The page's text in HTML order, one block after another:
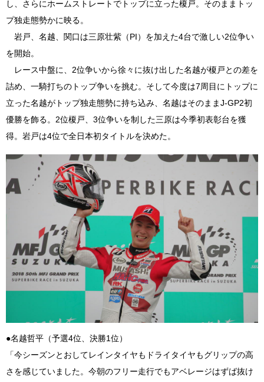
し、さらにホームストレートでトップに立った榎戸。そのままトッ
プ独走態勢かに映る。
岩戸、名越、関口は三原壮紫（PI）を加えた4台で激しい2位争い
を開始。
レース中盤に、2位争いから徐々に抜け出した名越が榎戸との差を
詰め、一騎打ちのトップ争いを挑む。そして今度は7周目にトップに
立った名越がトップ独走態勢に持ち込み、名越はそのままJ-GP2初
優勝を飾る。2位榎戸、3位争いを制した三原は今季初表彰台を獲
得。岩戸は4位で全日本初タイトルを決めた。
●名越哲平（予選4位、決勝1位）
「今シーズンとおしてレインタイヤもドライタイヤもグリップの高
さを感じていました。今朝のフリー走行でもアベレージはずば抜け